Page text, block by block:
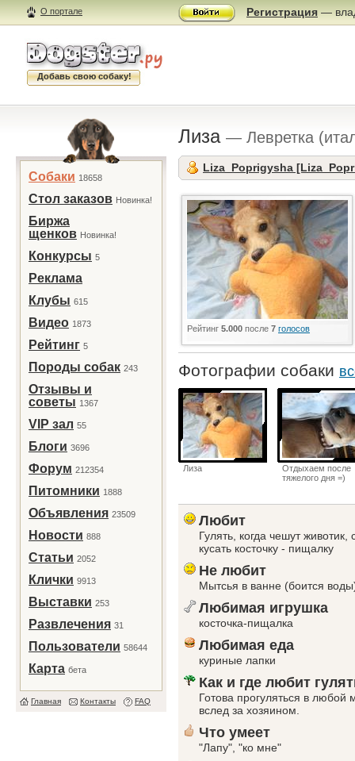
О портале Регистрация —
Добавь свою собаку!
Собаки 18658
Стол заказов Новинка!
Биржа
щенков Новинка!
Конкурсы 5
Реклама
Клубы 615
Видео 1873
Рейтинг 5
Породы собак 243
Отзывы и
советы 1367
VIP зал 55
Блоги 3696
Форум 212354
Питомники 1888
Объявления 23509
Новости 888
Статьи 2052
Клички 9913
Выставки 253
Развлечения 31
Пользователи 58644
Карта бета
Главная Контакты FAQ
Лиза — Левретка
Liza_Poprigysha
Рейтинг 5.000 после 7 голосов
Фотографии собаки
Лиза
Отдыхаем после
тяжелого дня =)
Любит
Гулять, когда чешут
кусать косточку - пищалку
Не любит
Мытсья в ванне (боится
Любимая игрушка
косточка-пищалка
Любимая еда
куриные лапки
Как и где любит
Готова прогуляться в
вслед за хозяином.
Что умеет
"Лапу", "ко мне"